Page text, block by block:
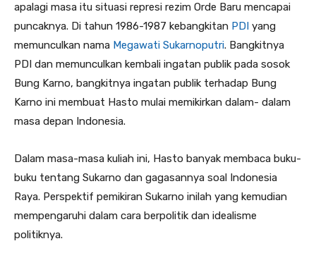
apalagi masa itu situasi represi rezim Orde Baru mencapai
puncaknya. Di tahun 1986-1987 kebangkitan PDI yang
memunculkan nama Megawati Sukarnoputri. Bangkitnya
PDI dan memunculkan kembali ingatan publik pada sosok
Bung Karno, bangkitnya ingatan publik terhadap Bung
Karno ini membuat Hasto mulai memikirkan dalam- dalam
masa depan Indonesia.
Dalam masa-masa kuliah ini, Hasto banyak membaca buku-
buku tentang Sukarno dan gagasannya soal Indonesia
Raya. Perspektif pemikiran Sukarno inilah yang kemudian
mempengaruhi dalam cara berpolitik dan idealisme
politiknya.